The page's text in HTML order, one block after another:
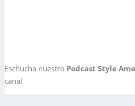
Eschucha nuestro Podcast Style
canal